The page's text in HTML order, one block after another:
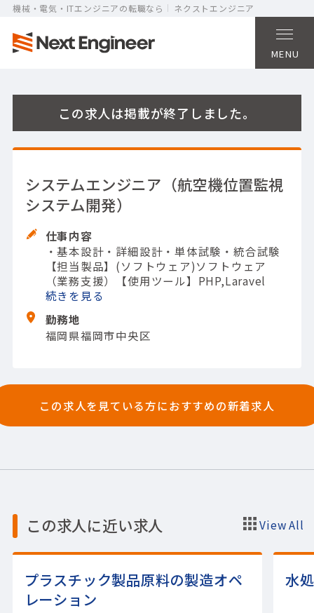
機械・電気・ITエンジニアの転職なら ネクストエンジニア
MENU
この求人は掲載が終了しました。
システムエンジニア（航空機位置監視
システム開発）
仕事内容
・基本設計 ・詳細設計 ・単体試験 ・統合試験
【担当製品】(ソフトウェア)ソフトウェア
（業務支援）
【使用ツール】PHP,Laravel
続きを
勤務地
福岡県福岡市中央区
この求人を見ている方におすすめの新着求人
この求人に近い求人 View All
プラスチック製品原料の製造オペ
レーション
水